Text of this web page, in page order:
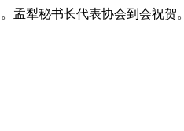
孟犁秘书长代表协会到会祝贺。